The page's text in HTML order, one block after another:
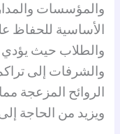
والمؤسسات
الأساسية للحفاظ
والطلاب حيث
والشرفات إلى
الروائح المزعجة
ويزيد من الحاجة